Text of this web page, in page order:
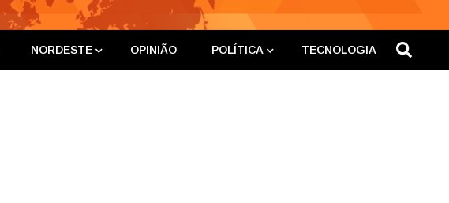
NORDESTE OPINIÃO POLÍTICA TECNOLOGIA